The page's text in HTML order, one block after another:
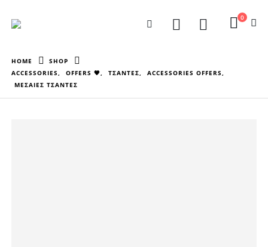
0
HOME
SHOP
ACCESSORIES, OFFERS 🖤, ΤΣΑΝΤΕΣ, ACCESSORIES OFFERS,
ΜΕΣΑΙΕΣ ΤΣΑΝΤΕΣ